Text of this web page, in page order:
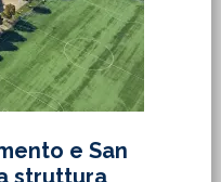
e San
struttura